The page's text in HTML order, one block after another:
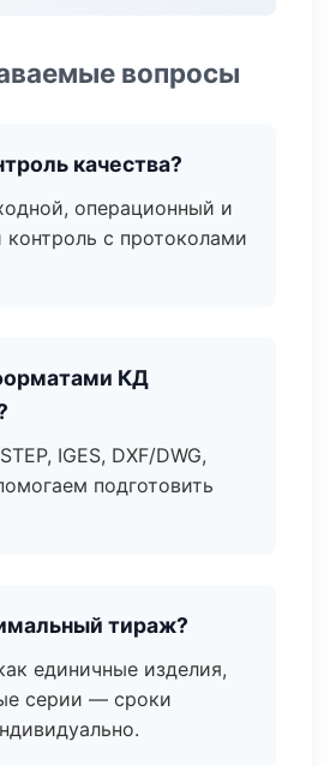
вопросы
качества?
операционный и
с протоколами
КД
IGES, DXF/DWG,
подготовить
тираж?
единичные изделия,
серии — сроки